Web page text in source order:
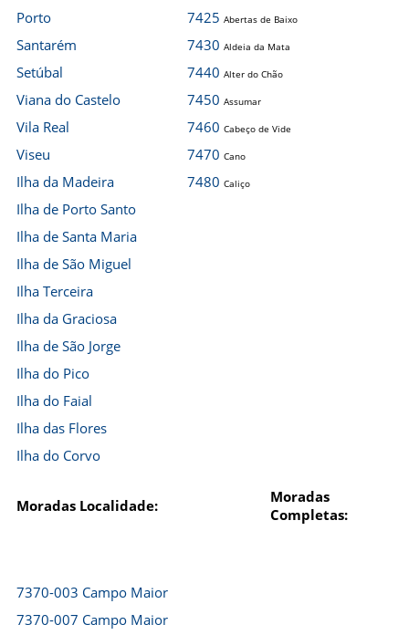
Porto
Santarém
Setúbal
Viana do Castelo
Vila Real
Viseu
Ilha da Madeira
Ilha de Porto Santo
Ilha de Santa Maria
Ilha de São Miguel
Ilha Terceira
Ilha da Graciosa
Ilha de São Jorge
Ilha do Pico
Ilha do Faial
Ilha das Flores
Ilha do Corvo
7425 Abertas de Baixo
7430 Aldeia da Mata
7440 Alter do Chão
7450 Assumar
7460 Cabeço de Vide
7470 Cano
7480 Caliço
Moradas Localidade:
Moradas
Completas:
7370-003 Campo Maior
7370-007 Campo Maior